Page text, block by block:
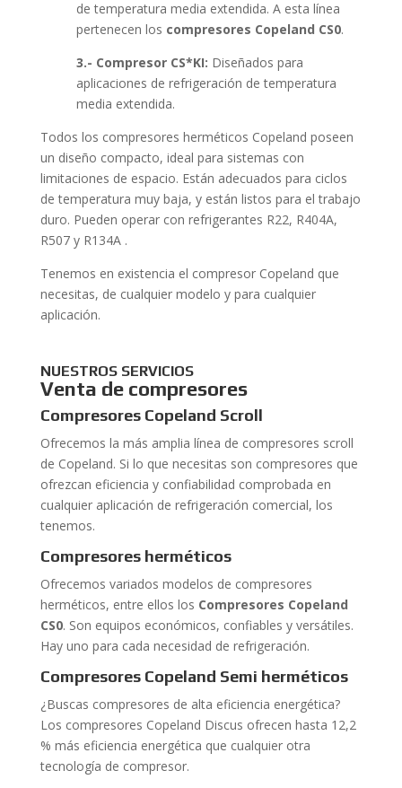
de temperatura media extendida. A esta línea
pertenecen los compresores Copeland CS0.
3.- Compresor CS*KI: Diseñados para
aplicaciones de refrigeración de temperatura
media extendida.
Todos los compresores herméticos Copeland poseen
un diseño compacto, ideal para sistemas con
limitaciones de espacio. Están adecuados para ciclos
de temperatura muy baja, y están listos para el trabajo
duro. Pueden operar con refrigerantes R22, R404A,
R507 y R134A .
Tenemos en existencia el compresor Copeland que
necesitas, de cualquier modelo y para cualquier
aplicación.
NUESTROS SERVICIOS
Venta de compresores
Compresores Copeland Scroll
Ofrecemos la más amplia línea de compresores scroll
de Copeland. Si lo que necesitas son compresores que
ofrezcan eficiencia y confiabilidad comprobada en
cualquier aplicación de refrigeración comercial, los
tenemos.
Compresores herméticos
Ofrecemos variados modelos de compresores
herméticos, entre ellos los Compresores Copeland
CS0. Son equipos económicos, confiables y versátiles.
Hay uno para cada necesidad de refrigeración.
Compresores Copeland Semi herméticos
¿Buscas compresores de alta eficiencia energética?
Los compresores Copeland Discus ofrecen hasta 12,2
% más eficiencia energética que cualquier otra
tecnología de compresor.